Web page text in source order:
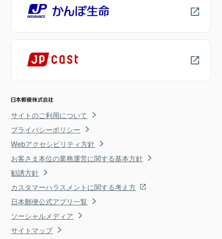
サイトのご利用について
プライバシーポリシー
Webアクセシビリティ方針
お客さま本位の業務運営に関する基本方針
勧誘方針
カスタマーハラスメントに関する考え方
日本郵便公式アプリ一覧
ソーシャルメディア
サイトマップ